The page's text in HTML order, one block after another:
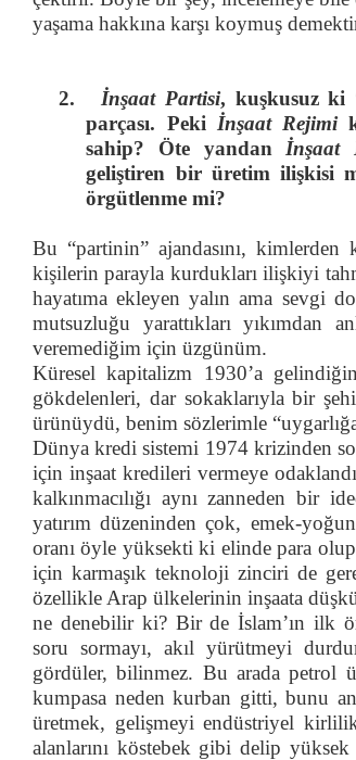
yaşama hakkına karşı koymuş
2. İnşaat Partisi, kuşkusuz ki
parçası. Peki İnşaat Rejimi
sahip? Öte yandan İnşaat
geliştiren bir üretim ilişkisi
örgütlenme mi?
Bu “partinin” ajandasını,
kişilerin parayla kurdukları ilişkiyi
hayatıma ekleyen yalın ama sevgi
mutsuzluğu yarattıkları yıkımdan
veremediğim için üzgünüm.
Küresel kapitalizm 1930’a
gökdelenleri, dar sokaklarıyla bir
ürünüydü, benim sözlerimle
Dünya kredi sistemi 1974 krizinden
için inşaat kredileri vermeye
kalkınmacılığı aynı zanneden bir
yatırım düzeninden çok, emek-
oranı öyle yüksekti ki elinde para
için karmaşık teknoloji zinciri de
özellikle Arap ülkelerinin inşaata
ne denebilir ki? Bir de İslam’ın ilk
soru sormayı, akıl yürütmeyi
gördüler, bilinmez. Bu arada petrol
kumpasa neden kurban gitti, bunu
üretmek, gelişmeyi endüstriyel kirlilik
alanlarını köstebek gibi delip